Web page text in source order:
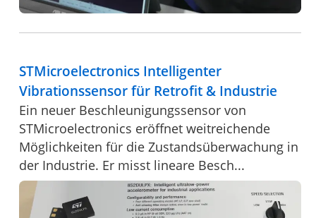
STMicroelectronics Intelligenter
Vibrationssensor für Retrofit & Industrie
Ein neuer Beschleunigungssensor von
STMicroelectronics eröffnet weitreichende
Möglichkeiten für die Zustandsüberwachung in
der Industrie. Er misst lineare Besch...